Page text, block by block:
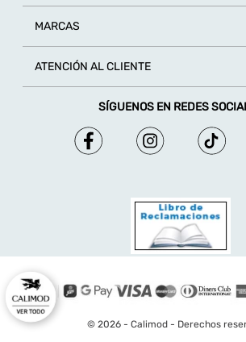
MARCAS
ATENCIÓN AL CLIENTE
SÍGUENOS EN REDES
© 2026 - Calimod - Derechos